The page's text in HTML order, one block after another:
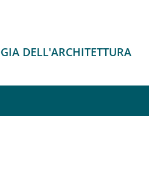
DELL'ARCHITETTURA